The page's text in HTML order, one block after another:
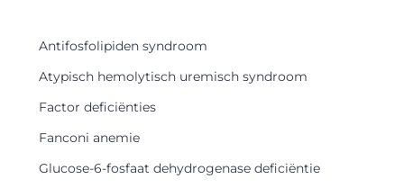
Antifosfolipiden syndroom
Atypisch hemolytisch uremisch syndroom
Factor deficiënties
Fanconi anemie
Glucose-6-fosfaat dehydrogenase deficiëntie